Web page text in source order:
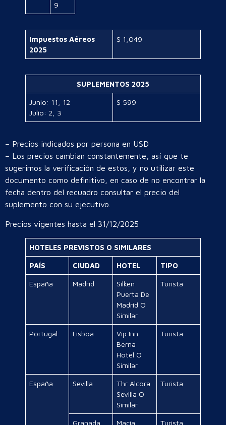
9
Impuestos Aéreos
2025
$ 1,049
SUPLEMENTOS 2025
Junio: 11, 12
Julio: 2, 3
$ 599
– Precios indicados por persona en USD
– Los precios cambian constantemente, así que te
sugerimos la verificación de estos, y no utilizar este
documento como definitivo, en caso de no encontrar la
fecha dentro del recuadro consultar el precio del
suplemento con su ejecutivo.
Precios vigentes hasta el 31/12/2025
HOTELES PREVISTOS O SIMILARES
PAÍS CIUDAD HOTEL TIPO
España Madrid
Silken
Puerta De
Madrid O
Similar
Turista
Portugal Lisboa
Vip Inn
Berna
Hotel O
Similar
Turista
España Sevilla
Thr Alcora
Sevilla O
Similar
Turista
Granada Macia Turista